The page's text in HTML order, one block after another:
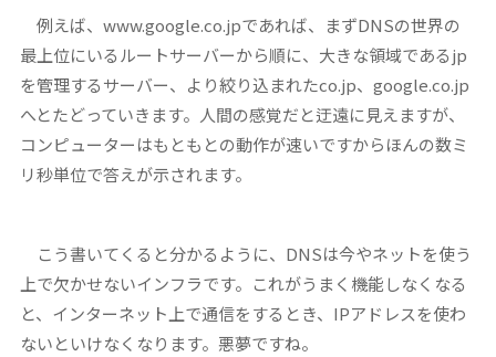
例えば、www.google.co.jpであれば、まずDNSの世界の
最上位にいるルートサーバーから順に、大きな領域であるjp
を管理するサーバー、より絞り込まれたco.jp、google.co.jp
へとたどっていきます。人間の感覚だと迂遠に見えますが、
コンピューターはもともとの動作が速いですからほんの数ミ
リ秒単位で答えが示されます。
こう書いてくると分かるように、DNSは今やネットを使う
上で欠かせないインフラです。これがうまく機能しなくなる
と、インターネット上で通信をするとき、IPアドレスを使わ
ないといけなくなります。悪夢ですね。